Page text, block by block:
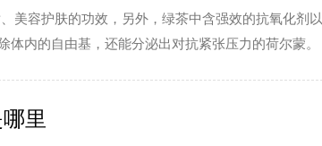
美容护肤的功效，另外，绿茶中含强效的抗氧化剂以
体内的自由基，还能分泌出对抗紧张压力的荷尔蒙。
里